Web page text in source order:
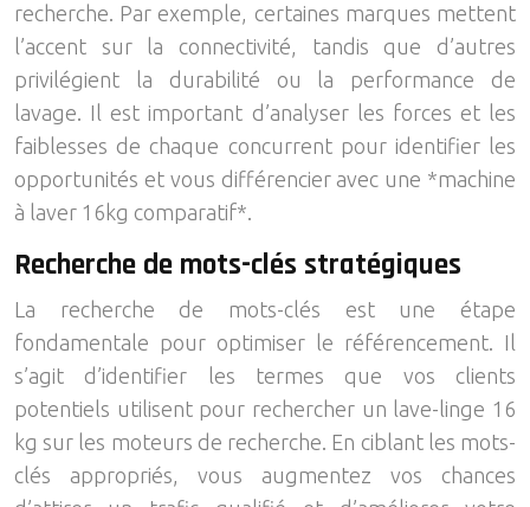
recherche. Par exemple, certaines marques mettent
l’accent sur la connectivité, tandis que d’autres
privilégient la durabilité ou la performance de
lavage. Il est important d’analyser les forces et les
faiblesses de chaque concurrent pour identifier les
opportunités et vous différencier avec une *machine
à laver 16kg comparatif*.
Recherche de mots-clés stratégiques
La recherche de mots-clés est une étape
fondamentale pour optimiser le référencement. Il
s’agit d’identifier les termes que vos clients
potentiels utilisent pour rechercher un lave-linge 16
kg sur les moteurs de recherche. En ciblant les mots-
clés appropriés, vous augmentez vos chances